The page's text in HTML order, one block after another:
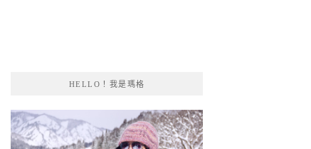
HELLO！我是瑪格